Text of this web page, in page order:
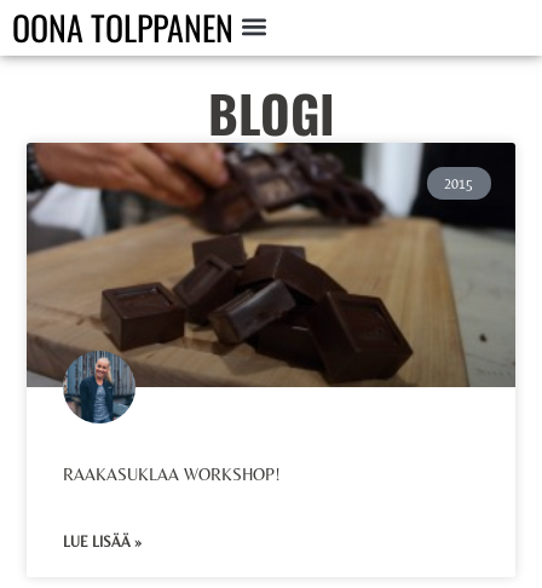
OONA TOLPPANEN
BLOGI
2015
RAAKASUKLAA WORKSHOP!
LUE LISÄÄ »